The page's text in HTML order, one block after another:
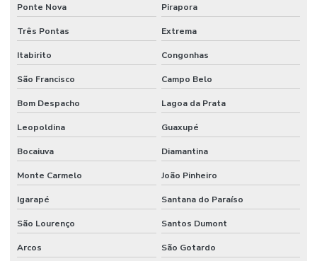
Sistema de prevenção contra incêndio
Sistema preventivo de incêndio
Sistema de proteção contra incêndio
Sistema de sprinkler
Sistema de supressão de incêndio
Sistema vesda anti incêndio
Sistemas hidráulicos industriais
Sistemas de incêndio
Ponte Nova Pirapora
Três Pontas Extrema
Itabirito Congonhas
São Francisco Campo Belo
Bom Despacho Lagoa da Prata
Leopoldina Guaxupé
Bocaiuva Diamantina
Monte Carmelo João Pinheiro
Igarapé Santana do Paraíso
São Lourenço Santos Dumont
Arcos São Gotardo